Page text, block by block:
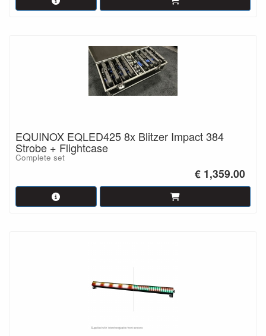
EQUINOX EQLED425 8x Blitzer Impact 384
Strobe + Flightcase
Complete set
€ 1,359.00